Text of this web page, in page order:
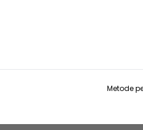
Metode